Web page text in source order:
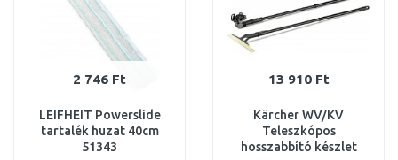
2 746 Ft
LEIFHEIT Powerslide
tartalék huzat 40cm
51343
13 910 Ft
Kärcher WV/KV
Teleszkópos
hosszabbító készlet